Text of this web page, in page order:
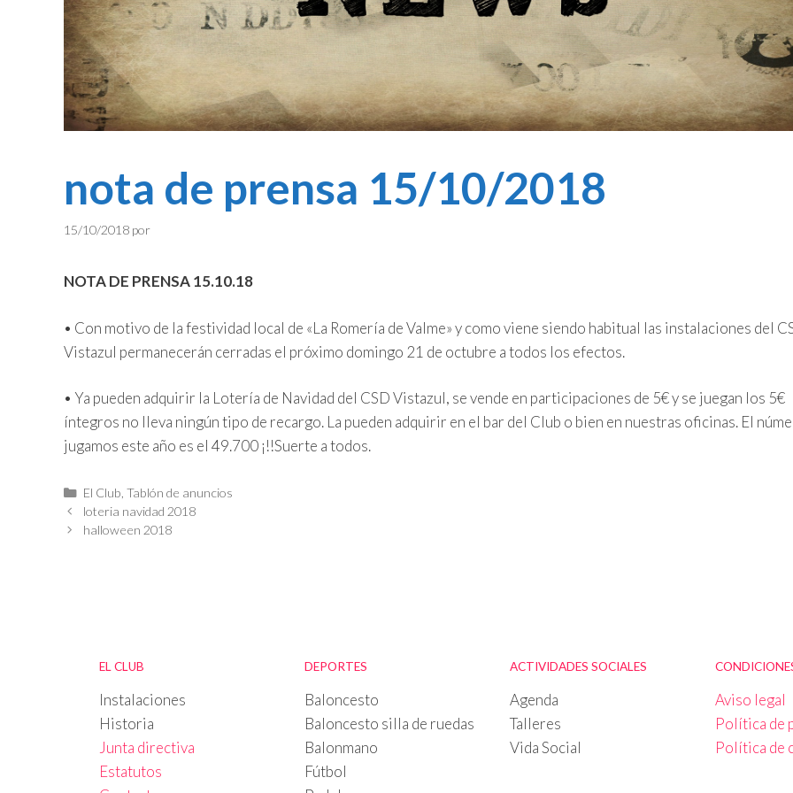
nota de prensa 15/10/2018
15/10/2018 por
NOTA DE PRENSA 15.10.18
• Con motivo de la festividad local de «La Romería de Valme» y como viene siendo habitual las instalaciones del
Vistazul permanecerán cerradas el próximo domingo 21 de octubre a todos los efectos.
• Ya pueden adquirir la Lotería de Navidad del CSD Vistazul, se vende en participaciones de 5€ y se juegan los 5€
íntegros no lleva ningún tipo de recargo. La pueden adquirir en el bar del Club o bien en nuestras oficinas. El
jugamos este año es el 49.700 ¡!!Suerte a todos.
Categorías
El Club Tablón de anuncios
loteria navidad 2018
halloween 2018
EL CLUB
Instalaciones
Historia
Junta directiva
Estatutos
DEPORTES
Baloncesto
Baloncesto silla de ruedas
Balonmano
Fútbol
ACTIVIDADES SOCIALES
Agenda
Talleres
Vida Social
Aviso legal
Política de
Política de